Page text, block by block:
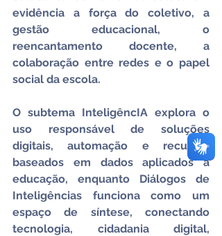
evidência a força do coletivo, a
gestão educacional, o
reencantamento docente, a
colaboração entre redes e o papel
social da escola.
O subtema InteligêncIA explora o
uso responsável de soluções
digitais, automação e recursos
baseados em dados aplicados à
educação, enquanto Diálogos de
Inteligências funciona como um
espaço de síntese, conectando
tecnologia, cidadania digital,